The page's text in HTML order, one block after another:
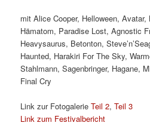
mit Alice Cooper, Helloween,
Hämatom, Paradise Lost, Agnostic
Heavysaurus, Betonton,
Haunted, Harakiri For The Sky,
Stahlmann, Sagenbringer, Hagane,
Final Cry
Link zur FotogalerieTeil 2,Teil 3
Link zum Festivalbericht